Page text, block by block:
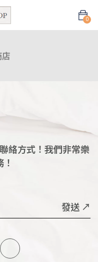
0
店
絡方式！我們非常樂
發送 ↗